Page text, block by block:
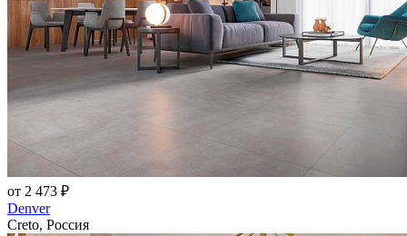
от 2 473 ₽
Denver
Creto, Россия